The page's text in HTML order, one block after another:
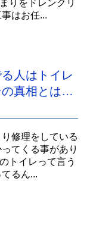
りをドレンクリ
はお任...
人はトイレ
の真相とは…
修理をしている
てくる事があり
トイレって言う
るん...